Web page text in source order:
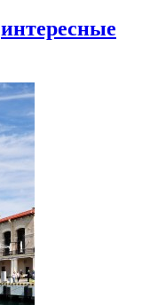
интересные